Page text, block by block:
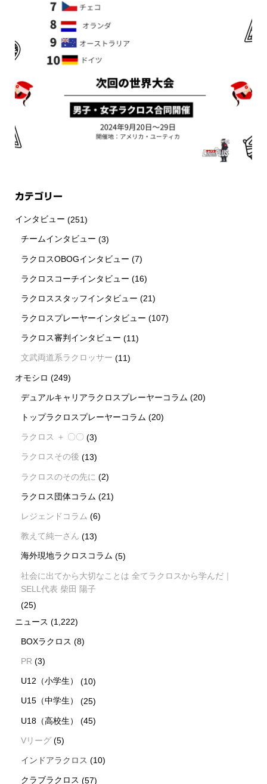
カテゴリー
インタビュー (251)
チームインタビュー (3)
ラクロスOBOGインタビュー (7)
ラクロスコーチインタビュー (16)
ラクロススタッフインタビュー (21)
ラクロスプレーヤーインタビュー (107)
ラクロス審判インタビュー (11)
文武両道系ラクロッサー (11)
オモシロ (249)
デュアルキャリアラクロスプレーヤーコラム (20)
トップラクロスプレーヤーコラム (20)
ラクロス ＋ 〇〇 (3)
ラクロスその後 (13)
ラクロスのその先に (2)
ラクロス団体コラム (21)
レジェンドコラム (6)
教えて純一さん (13)
海外現地ラクロスコラム (5)
社会に出てから大切なことは 全てラクロスから学んだ｜
SELL代表 柴田 陽子
(25)
ニュース (1,222)
BOXラクロス (8)
PR (3)
U12（小学生） (10)
U15（中学生） (25)
U18（高校生） (45)
Vリーグ (5)
インドアラクロス (10)
クラブラクロス (57)
新着情報